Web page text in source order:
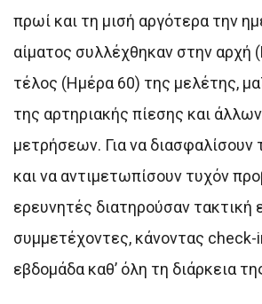
πρωί και τη μισή αργότερα την
αίματος συλλέχθηκαν στην αρχή
τέλος (Ημέρα 60) της μελέτης,
της αρτηριακής πίεσης και
μετρήσεων. Για να
και να αντιμετωπίσουν τυχόν
ερευνητές διατηρούσαν τακτική
συμμετέχοντες, κάνοντας
εβδομάδα καθ’ όλη τη διάρκεια